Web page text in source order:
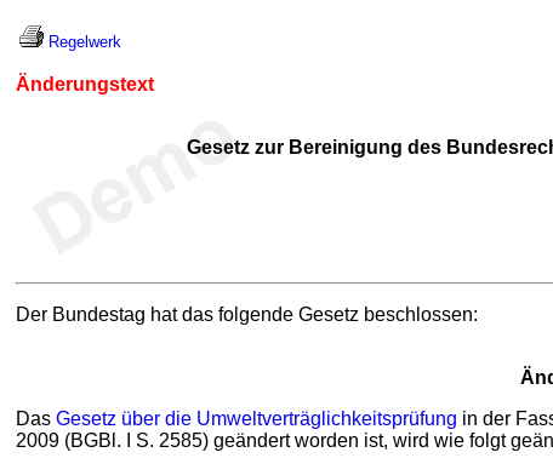
Regelwerk
Änderungstext
Gesetz zur Bereinigung des
Der Bundestag hat das folgende Gesetz beschlossen:
Das Gesetz über die Umweltverträglichkeitsprüfung in der
2009 (BGBl. I S. 2585) geändert worden ist, wird wie folgt